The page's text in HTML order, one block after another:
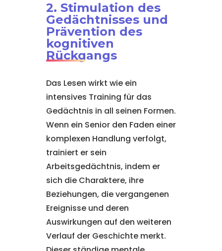
2. Stimulation des
Gedächtnisses und
Prävention des
kognitiven
Rückgangs
Das Lesen wirkt wie ein
intensives Training für das
Gedächtnis in all seinen Formen.
Wenn ein Senior den Faden einer
komplexen Handlung verfolgt,
trainiert er sein
Arbeitsgedächtnis, indem er
sich die Charaktere, ihre
Beziehungen, die vergangenen
Ereignisse und deren
Auswirkungen auf den weiteren
Verlauf der Geschichte merkt.